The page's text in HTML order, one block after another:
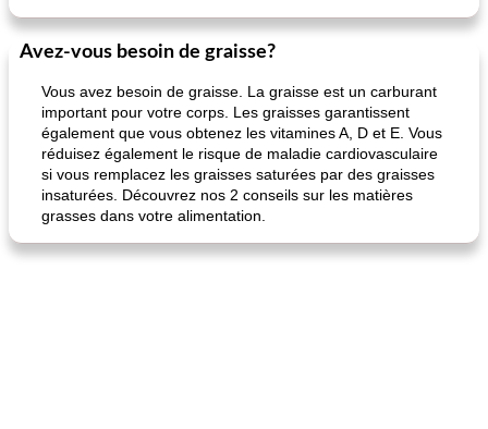
Avez-vous besoin de graisse?
Vous avez besoin de graisse. La graisse est un carburant
important pour votre corps. Les graisses garantissent
également que vous obtenez les vitamines A, D et E. Vous
réduisez également le risque de maladie cardiovasculaire
si vous remplacez les graisses saturées par des graisses
insaturées. Découvrez nos 2 conseils sur les matières
grasses dans votre alimentation.